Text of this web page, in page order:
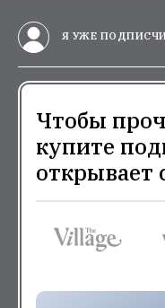
Я УЖЕ
Чтобы
купите
открывает